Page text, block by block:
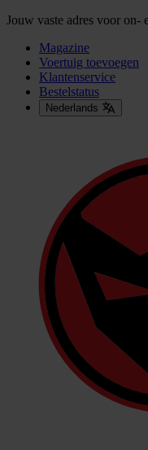
Jouw vaste adres voor on-
Magazine
Voertuig toevoegen
Klantenservice
Bestelstatus
Nederlands